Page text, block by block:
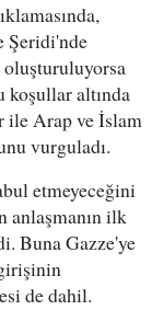
Şeridi'nde
oluşturuluyorsa
altında
ile Arap ve İslam
vurguladı.
etmeyeceğini
anlaşmanın ilk
Buna Gazze'ye
de dahil.